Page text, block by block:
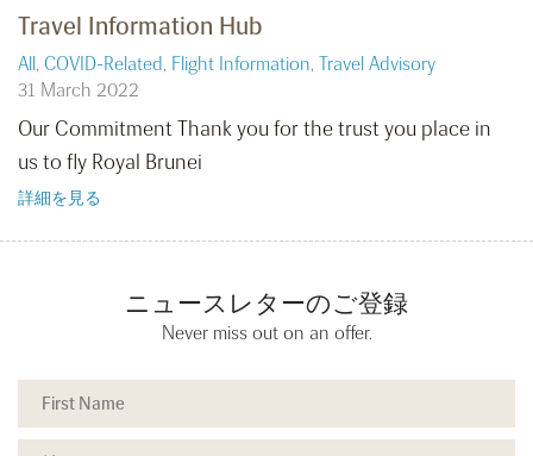
Travel Information Hub
All , COVID-Related, Flight Information, Travel Advisory
31 March 2022
Our Commitment Thank you for the trust you place in
us to fly Royal Brunei
詳細を見る
ニュースレターのご登録
Never miss out on an offer.